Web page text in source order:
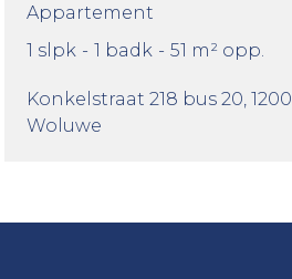
Appartement
1 slpk - 1 badk - 51 m² opp.
Konkelstraat 218 bus 20 ,
Woluwe